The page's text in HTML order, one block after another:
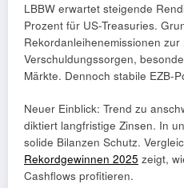
LBBW erwartet steigende
Prozent für US-Treasuries.
Rekordanleihenemissionen
Verschuldungssorgen,
Märkte. Dennoch stabile EZB-
Neuer Einblick: Trend zu
diktiert langfristige Zinsen. In
solide Bilanzen Schutz.
Rekordgewinnen 2025 zeigt,
Cashflows profitieren.